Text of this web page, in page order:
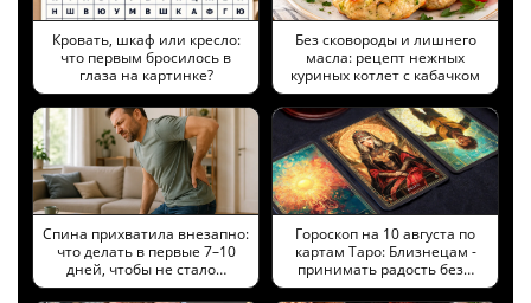
Кровать, шкаф или кресло:
что первым бросилось в
глаза на картинке?
Без сковороды и лишнего
масла: рецепт нежных
куриных котлет с кабачком
Спина прихватила внезапно:
что делать в первые 7–10
дней, чтобы не стало…
Гороскоп на 10 августа по
картам Таро: Близнецам -
принимать радость без…